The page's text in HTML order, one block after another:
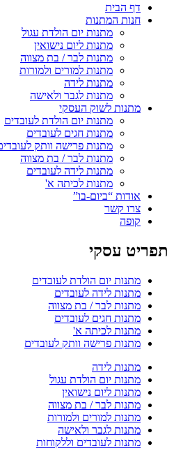
דף הבית
חנות המתנות
מתנות יום הולדת עגול
מתנות ליום נישואין
מתנות לבר / בת מצווה
מתנות למורים ולמורות
מתנות לידה
מתנות לגבר ולאישה
מתנות לשוק העסקי
מתנות יום הולדת לעובדים
מתנות חגים לעובדים
מתנות פרישה וותק
מתנות לבר / בת מצווה
מתנות לידה לעובדים
מתנות לכיתה א'
אודות “ביום-בו”
צרו קשר
קופה
תפריט עסקי
מתנות יום הולדת לעובדים
מתנות לידה לעובדים
מתנות לבר / בת מצווה
מתנות חגים לעובדים
מתנות לכיתה א'
מתנות פרישה וותק לעובדים
מתנות לידה
מתנות יום הולדת עגול
מתנות ליום נישואין
מתנות לבר / בת מצווה
מתנות למורים ולמורות
מתנות לגבר ולאישה
מתנות לעובדים וללקוחות